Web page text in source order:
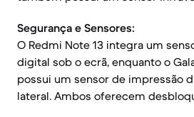
Segurança e Sensores:
O Redmi Note 13 integra um
digital sob o ecrã, enquanto o
possui um sensor de impressão
lateral. Ambos oferecem